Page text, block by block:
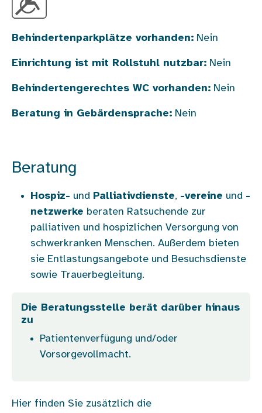
Behindertenparkplätze vorhanden: Nein
Einrichtung ist mit Rollstuhl nutzbar: Nein
Behindertengerechtes WC vorhanden: Nein
Beratung in Gebärdensprache: Nein
Beratung
Hospiz- und Palliativdienste, -vereine und -
netzwerke beraten Ratsuchende zur
palliativen und hospizlichen Versorgung von
schwerkranken Menschen. Außerdem bieten
sie Entlastungsangebote und Besuchsdienste
sowie Trauerbegleitung.
Die Beratungsstelle berät darüber hinaus
zu
Patientenverfügung und/oder
Vorsorgevollmacht.
Hier finden Sie zusätzlich die